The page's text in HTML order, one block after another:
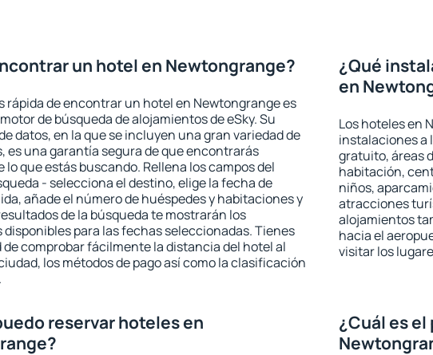
un hotel en Newtongrange?
rápida de encontrar un hotel en Newtongrange es
de búsqueda de alojamientos de eSky. Su
datos, en la que se incluyen una gran variedad de
es una garantía segura de que encontrarás
que estás buscando. Rellena los campos del
- selecciona el destino, elige la fecha de
añade el número de huéspedes y habitaciones y
de la búsqueda te mostrarán los
para las fechas seleccionadas. Tienes
de comprobar fácilmente la distancia del hotel al
los métodos de pago así como la clasificación
¿Qué
en
Los hoteles en
instalaciones a
gratuito, áreas
habitación,
niños,
atracciones
alojamientos
hacia el
visitar los
reservar hoteles en
¿Cuál es